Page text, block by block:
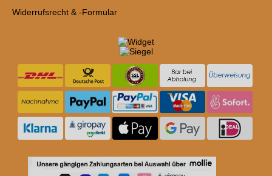
Widerrufsrecht & -Formular